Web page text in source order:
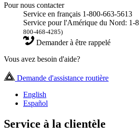
Pour nous contacter
Service en français 1-800-663-5613
Service pour l'Amérique du Nord:
800-468-4285)
Demander à être rappelé
Vous avez besoin d'aide?
Demande d'assistance routière
English
Español
Service à la clientèle